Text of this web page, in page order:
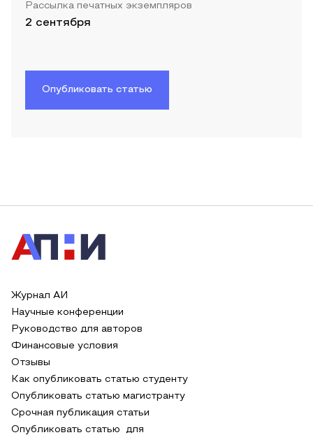
Рассылка печатных экземпляров
2 сентября
Опубликовать статью
Журнал АИ
Научные конференции
Руководство для авторов
Финансовые условия
Отзывы
Как опубликовать статью студенту
Опубликовать статью магистранту
Срочная публикация статьи
Опубликовать статью для